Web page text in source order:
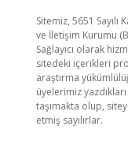
Sitemiz, 5651
ve İletişim Kurumu
Sağlayıcı olarak
sitedeki içerikleri
araştırma
üyelerimiz
taşımakta olup,
etmiş sayılırlar.